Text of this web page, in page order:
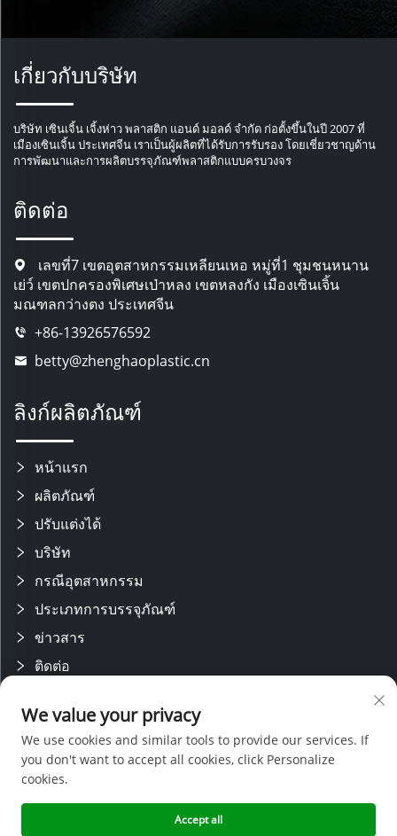
เกี่ยวกับบริษัท
บริษัท เซินเจิ้น เจิ้งห่าว พลาสติก แอนด์ มอลด์ จำกัด ก่อตั้งขึ้นในปี 2007 ที่
เมืองเซินเจิ้น ประเทศจีน เราเป็นผู้ผลิตที่ได้รับการรับรอง โดยเชี่ยวชาญด้าน
การพัฒนาและการผลิตบรรจุภัณฑ์พลาสติกแบบครบวงจร
ติดต่อ
เลขที่7 เขตอุตสาหกรรมเหลียนเหอ หมู่ที่1 ชุมชนหนาน
เย่ว์ เขตปกครองพิเศษเป่าหลง เขตหลงกัง เมืองเซินเจิ้น
มณฑลกว่างตง ประเทศจีน
+86-13926576592
betty@zhenghaoplastic.cn
ลิงก์ผลิตภัณฑ์
หน้าแรก
ผลิตภัณฑ์
ปรับแต่งได้
บริษัท
กรณีอุตสาหกรรม
ประเภทการบรรจุภัณฑ์
ข่าวสาร
ติดต่อ
ติดตามเรา
เรามีทีมวิจัยและพัฒนาที่มีความชำนาญ พร้อมสายการผลิตที่ทันสมัย ได้รับ
การสนับสนุนจากทีมขายและบริการหลังการขายที่มีประสบการณ์ ด้วยความ
เชี่ยวชาญทางเทคนิคและการกำหนดราคาที่แข่งขันได้ เราจึงสามารถให้การ
สนับสนุนที่ครอบคลุมสำหรับโครงการออกแบบเฉพาะ
We value your privacy
We use cookies and similar tools to provide our services. If
you don't want to accept all cookies, click Personalize
cookies.
Accept all